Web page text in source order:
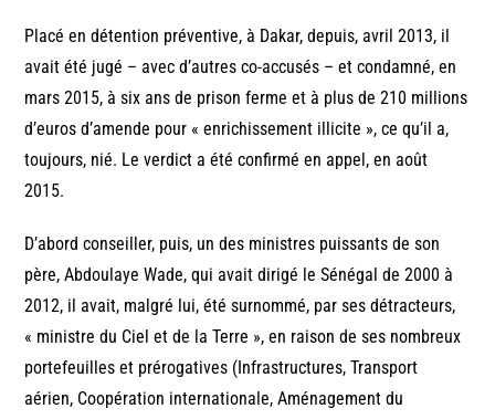
Placé en détention préventive, à Dakar, depuis, avril 2013, il
avait été jugé – avec d’autres co-accusés – et condamné, en
mars 2015, à six ans de prison ferme et à plus de 210 millions
d’euros d’amende pour « enrichissement illicite », ce qu’il a,
toujours, nié. Le verdict a été confirmé en appel, en août
2015.
D’abord conseiller, puis, un des ministres puissants de son
père, Abdoulaye Wade, qui avait dirigé le Sénégal de 2000 à
2012, il avait, malgré lui, été surnommé, par ses détracteurs,
« ministre du Ciel et de la Terre », en raison de ses nombreux
portefeuilles et prérogatives (Infrastructures, Transport
aérien, Coopération internationale, Aménagement du